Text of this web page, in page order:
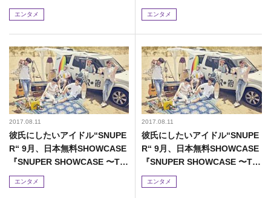
決定!
エンタメ
決定!
エンタメ
2017.08.11
彼氏にしたいアイドル“SNUPE
R“ 9月、日本無料SHOWCASE
『SNUPER SHOWCASE 〜Th
e star of stars〜』開催決定!
エンタメ
2017.08.11
彼氏にしたいアイドル“SNUPE
R“ 9月、日本無料SHOWCASE
『SNUPER SHOWCASE 〜Th
e star of stars〜』開催決定!
エンタメ